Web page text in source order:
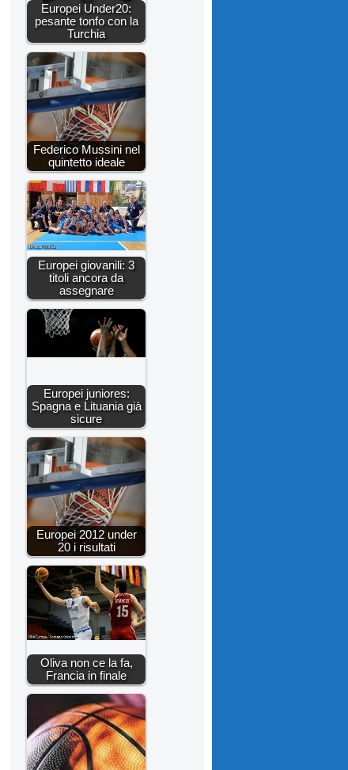
Europei Under20:
pesante tonfo con la
Turchia
Federico Mussini nel
quintetto ideale
Europei giovanili: 3
titoli ancora da
assegnare
Europei juniores:
Spagna e Lituania già
sicure
Europei 2012 under
20 i risultati
Oliva non ce la fa,
Francia in finale